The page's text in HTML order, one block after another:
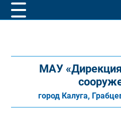
МАУ
город Калуга,